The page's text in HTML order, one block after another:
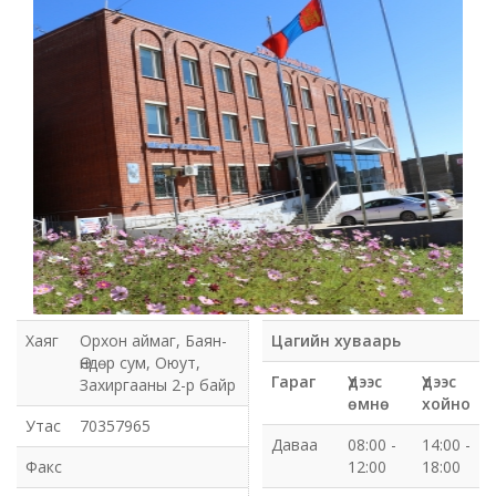
газар
Мэдээлэл шуурхай удирдлагын төв
Нийтийн номын сан
Эрдэнэт Булганы цахилгаан түгээх сүлжээ ТӨХК
Эрдэнэт ус, дулаан түгээх сүлжээ ОНӨХК
Бүсийн оношлогоо эмчилгээний төв
Хот тохижуулах газар
Орхон аймаг Шуудан үйлчилгээний газар
Биеийн тамир, спортын газар
Хаяг
Орхон аймаг, Баян-
Өндөр сум, Оюут,
Захиргааны 2-р байр
Утас
70357965
Факс
Цагийн хуваарь
Гараг
Үдээс
өмнө
Үдээс
хойно
Даваа
08:00 -
12:00
14:00 -
18:00